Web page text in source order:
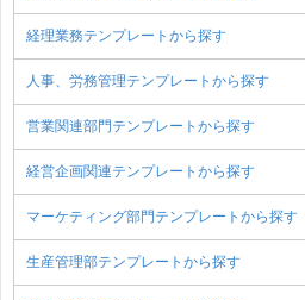
経理業務テンプレートから探す
人事、労務管理テンプレートから探す
営業関連部門テンプレートから探す
経営企画関連テンプレートから探す
マーケティング部門テンプレートから探す
生産管理部テンプレートから探す